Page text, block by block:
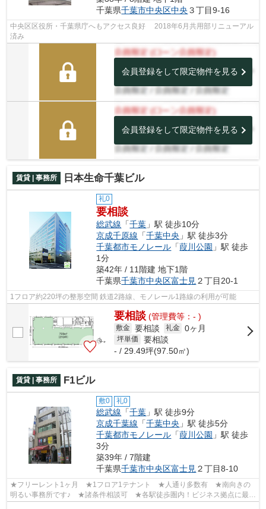
千葉県千葉市中央区中央 ３丁目9-16
中央区区役所・千葉県庁へもアクセス良好 2018年6月共用部リニューアル
済み
会員登録をして限定物件を見る
会員登録をして限定物件を見る
賃貸 | 事務所 日本生命千葉ビル
礼0
要相談
総武線 「千葉 」駅 徒歩10分
京成千原線 「千葉中央 」駅 徒歩3分
千葉都市モノレール 「葭川公園 」駅 徒歩
1分
築42年 / 11階建 地下1階
千葉県千葉市中央区富士見２丁目20-1
1フロア約220坪の整形空間 鉄道2路線、モノレール1路線の利用が可能
要相談 (管理費等：- )
敷金 要相談 礼金 0ヶ月
坪単価
要相談
- / 29.49坪(97.50㎡)
賃貸 | 事務所 F1ビル
敷0 礼0
総武線 「千葉 」駅 徒歩9分
京成千葉線 「千葉中央 」駅 徒歩5分
千葉都市モノレール 「葭川公園 」駅 徒歩
3分
築39年 / 7階建
千葉県千葉市中央区富士見 ２丁目8-10
★フリーレント1ヶ月 ★1フロア1テナント ★人通り多数有 ★南向きの
明るい事務所です♪ ★諸条件相談可 ★各駅徒歩圏内！ビジネス拠点に最適